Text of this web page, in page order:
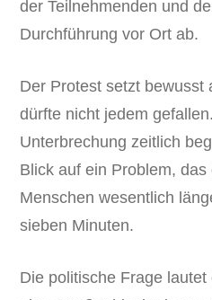
der Teilnehmenden und
Durchführung vor Ort ab.
Der Protest setzt bewusst
dürfte nicht jedem
Unterbrechung zeitlich
Blick auf ein Problem,
Menschen wesentlich
sieben Minuten.
Die politische Frage